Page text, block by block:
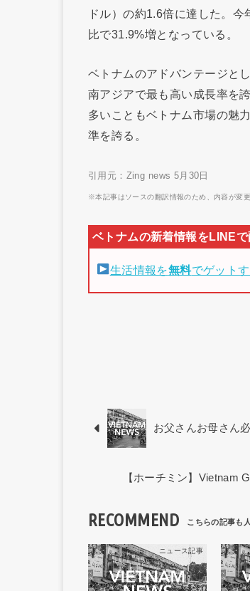
ドル）の約1.6倍に達した。
比で31.9%増となっている。
ベトナムのアドバンテージと
南アジアで最も高い成長率を
多いこともベトナム市場の魅
準を誇る。
引用元：Zing news 5月30日
※本記事はソースの翻訳情報のため、内容が変
生活情報を無料でゲット
お父さんお母さん
【ホーチミン】Vietnam
RECOMMEND
ニュース記事